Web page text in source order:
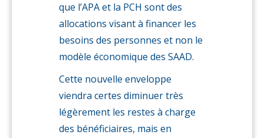
que l’APA et la PCH sont des
allocations visant à financer les
besoins des personnes et non le
modèle économique des SAAD.
Cette nouvelle enveloppe
viendra certes diminuer très
légèrement les restes à charge
des bénéficiaires, mais en